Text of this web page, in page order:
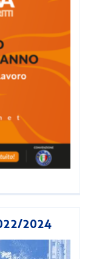
2024